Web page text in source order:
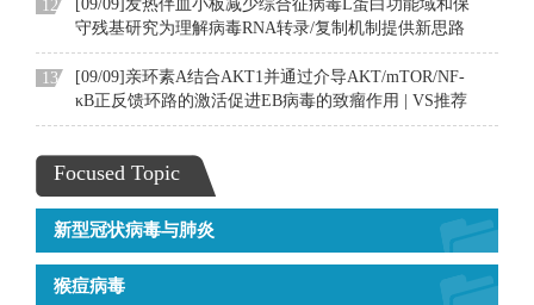
12
[09/09]发热伴血小板减少综合征病毒L蛋白功能域和保
守残基研究为理解病毒RNA转录/复制机制提供新思路
13
[09/09]亲环素A结合AKT1并通过介导AKT/mTOR/NF-
κB正反馈环路的激活促进EB病毒的致瘤作用 | VS推荐
Focused Topic
新型冠状病毒与肺炎
猴痘病毒